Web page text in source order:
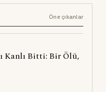
Öne çıkanlar
Kanlı Bitti: Bir Ölü,